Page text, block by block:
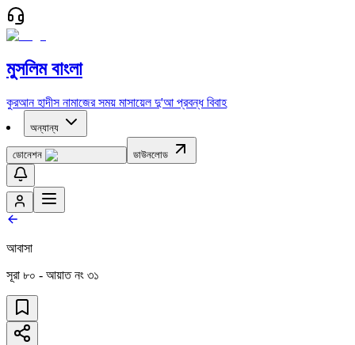
মুসলিম বাংলা
কুরআন হাদীস নামাজের সময় মাসায়েল দু'আ প্রবন্ধ বিবাহ
অন্যান্য
ডোনেশন ডাউনলোড
আবাসা
সূরা ৮০ - আয়াত নং ৩১